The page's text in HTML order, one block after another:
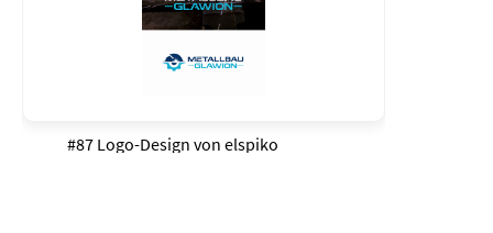
#87 Logo-Design von elspiko